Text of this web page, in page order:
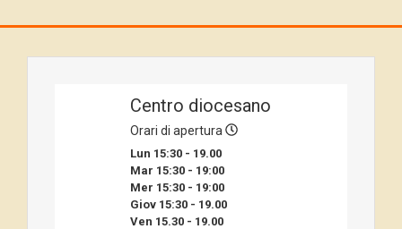
Centro diocesano
Orari di apertura
Lun 15:30 - 19.00
Mar 15:30 - 19:00
Mer 15:30 - 19:00
Giov 15:30 - 19.00
Ven 15.30 - 19.00